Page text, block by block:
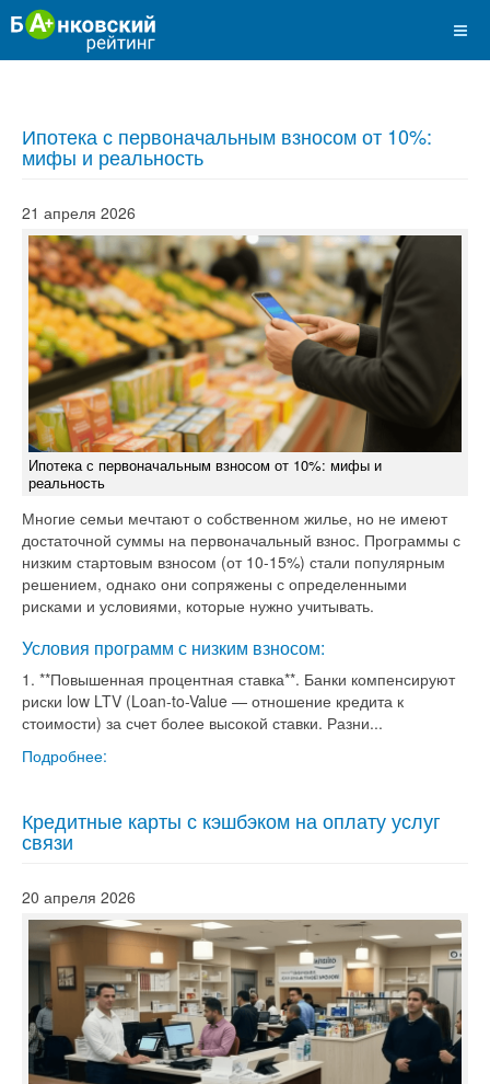
Ипотека с первоначальным взносом от 10%:
мифы и реальность
21 апреля 2026
Ипотека с первоначальным взносом от 10%: мифы и
реальность
Многие семьи мечтают о собственном жилье, но не имеют
достаточной суммы на первоначальный взнос. Программы с
низким стартовым взносом (от 10-15%) стали популярным
решением, однако они сопряжены с определенными
рисками и условиями, которые нужно учитывать.
Условия программ с низким взносом:
1. **Повышенная процентная ставка**. Банки компенсируют
риски low LTV (Loan-to-Value — отношение кредита к
стоимости) за счет более высокой ставки. Разни...
Подробнее:
Кредитные карты с кэшбэком на оплату услуг
связи
20 апреля 2026